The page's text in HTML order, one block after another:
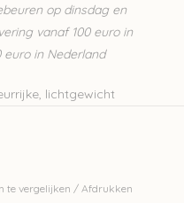
op dinsdag en
vanaf 100 euro in
euro in Nederland
lichtgewicht
te vergelijken / Afdrukken